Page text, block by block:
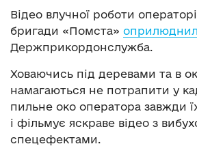
Відео влучної роботи
бригади «Помста»
Держприкордонслужба.
Ховаючись під деревами та в
намагаються не потрапити у
пильне око оператора завжди
і фільмує яскраве відео з
спецефектами.